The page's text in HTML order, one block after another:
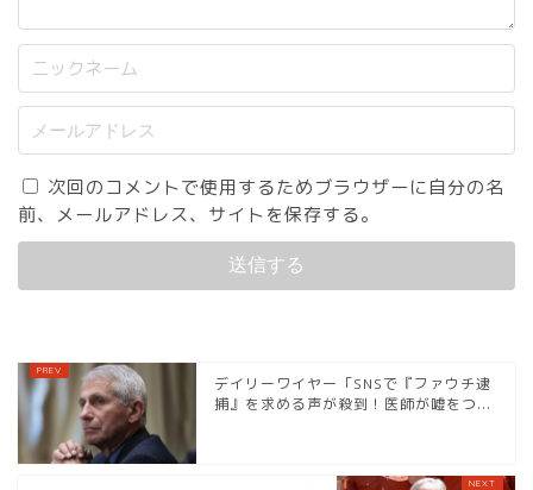
次回のコメントで使用するためブラウザーに自分の名
前、メールアドレス、サイトを保存する。
デイリーワイヤー「SNSで『ファウチ逮
捕』を求める声が殺到！医師が嘘をつ...